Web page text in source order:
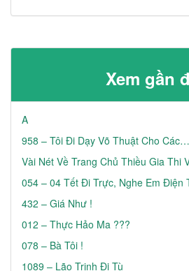
Xem gần
A
958 – Tôi Đi Dạy Võ Thuật Cho
Vài Nét Về Trang Chủ Thiều Gia Thi
054 – 04 Tết Đi Trực, Nghe Em Điện
432 – Giá Như !
012 – Thực Hảo Ma ???
078 – Bà Tôi !
1089 – Lão Trịnh Đi Tù